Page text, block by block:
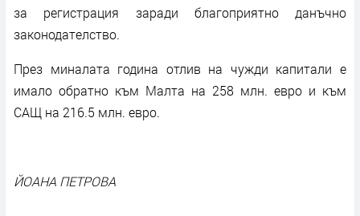
за регистрация заради благоприятно данъчно
законодателство.
През миналата година отлив на чужди капитали е
имало обратно към Малта на 258 млн. евро и към
САЩ на 216.5 млн. евро.
ЙОАНА ПЕТРОВА